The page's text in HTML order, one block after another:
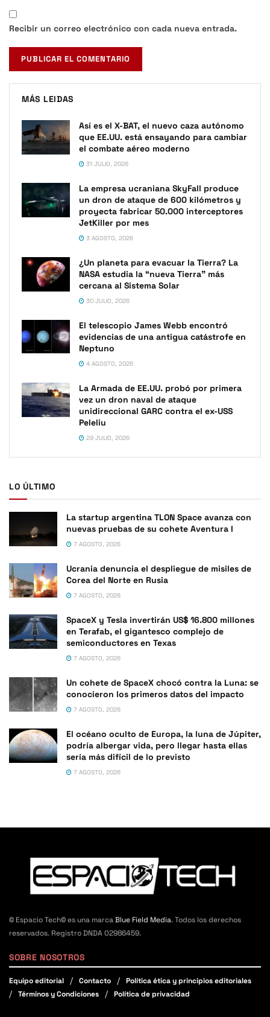
Recibir un correo electrónico con cada nueva entrada.
MÁS LEIDAS
Así es el X-BAT, el nuevo caza autónomo
que EE.UU. está ensayando para cambiar
el combate aéreo moderno
31 JULIO, 2026
La empresa ucraniana SkyFall produce
un dron de ataque de 600 kilómetros y
proyecta fabricar 50.000 interceptores
JetKiller por mes
3 AGOSTO, 2026
¿Un planeta para evacuar la Tierra? La
NASA estudia la “nueva Tierra” más
cercana al Sistema Solar
30 JULIO, 2026
El telescopio James Webb encontró
evidencias de una antigua catástrofe en
Neptuno
4 AGOSTO, 2026
La Armada de EE.UU. probó por primera
vez un dron naval de ataque
unidireccional GARC contra el ex-USS
Peleliu
29 JULIO, 2026
LO ÚLTIMO
La startup argentina TLON Space avanza con
nuevas pruebas de su cohete Aventura I
7 AGOSTO, 2026
Ucrania denuncia el despliegue de misiles de
Corea del Norte en Rusia
7 AGOSTO, 2026
SpaceX y Tesla invertirán US$ 16.800 millones
en Terafab, el gigantesco complejo de
semiconductores en Texas
7 AGOSTO, 2026
Un cohete de SpaceX chocó contra la Luna: se
conocieron los primeros datos del impacto
7 AGOSTO, 2026
El océano oculto de Europa, la luna de Júpiter,
podría albergar vida, pero llegar hasta ellas
sería más difícil de lo previsto
7 AGOSTO, 2026
© Espacio Tech© es una marcaBlue Field Media. Todos los derechos
reservados. Registro DNDA 02986459.
SOBRE NOSOTROS
Equipo editorial Contacto
Política ética y principios editoriales
Términos y Condiciones
Política de privacidad